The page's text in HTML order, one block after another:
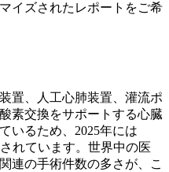
イズされたレポートをご希
置、人工心肺装置、灌流ポ
素交換をサポートする心臓
いるため、2025年には
れています。世界中の医
連の手術件数の多さが、こ